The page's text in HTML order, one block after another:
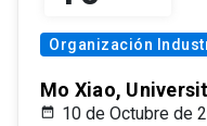
Organización
Mo Xiao,
10 de Octubre de